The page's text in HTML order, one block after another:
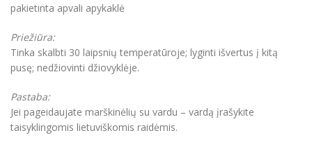
pakietinta apvali apykaklė
Priežiūra:
Tinka skalbti 30 laipsnių temperatūroje; lyginti išvertus į kitą
pusę; nedžiovinti džiovyklėje.
Pastaba:
Jei pageidaujate marškinėlių su vardu – vardą įrašykite
taisyklingomis lietuviškomis raidėmis.